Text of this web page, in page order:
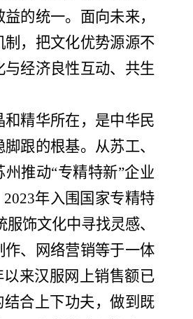
的统一。面向未来，
，把文化优势源源不
经济良性互动、共生
精华所在，是中华民
跟的根基。从苏工、
推动“专精特新”企业
年入围国家专精特
饰文化中寻找灵感、
、网络营销等于一体
以来汉服网上销售额已
合上下功夫，做到既